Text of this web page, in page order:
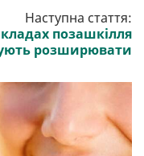
Наступна стаття:
позашкілля
розширювати